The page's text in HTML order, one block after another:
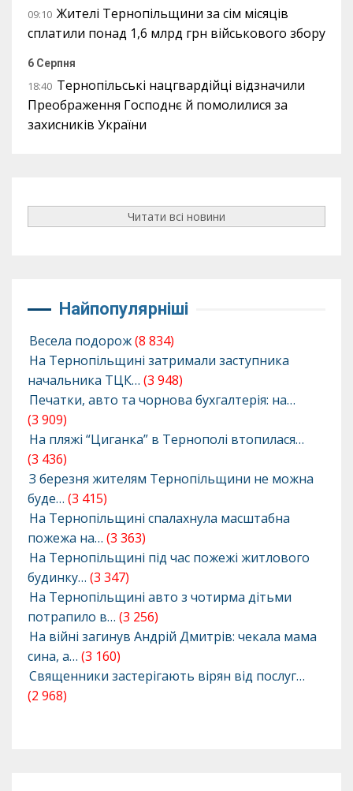
09:10 Жителі Тернопільщини за сім місяців
сплатили понад 1,6 млрд грн військового збору
6 Серпня
18:40 Тернопільські нацгвардійці відзначили
Преображення Господнє й помолилися за
захисників України
Читати всі новини
Найпопулярніші
Весела подорож(8 834)
На Тернопільщині затримали заступника
начальника ТЦК… (3 948)
Печатки, авто та чорнова бухгалтерія: на…
(3 909)
На пляжі “Циганка” в Тернополі втопилася…
(3 436)
З березня жителям Тернопільщини не можна
буде… (3 415)
На Тернопільщині спалахнула масштабна
пожежа на… (3 363)
На Тернопільщині під час пожежі житлового
будинку… (3 347)
На Тернопільщині авто з чотирма дітьми
потрапило в… (3 256)
На війні загинув Андрій Дмитрів: чекала мама
сина, а… (3 160)
Священники застерігають вірян від послуг…
(2 968)